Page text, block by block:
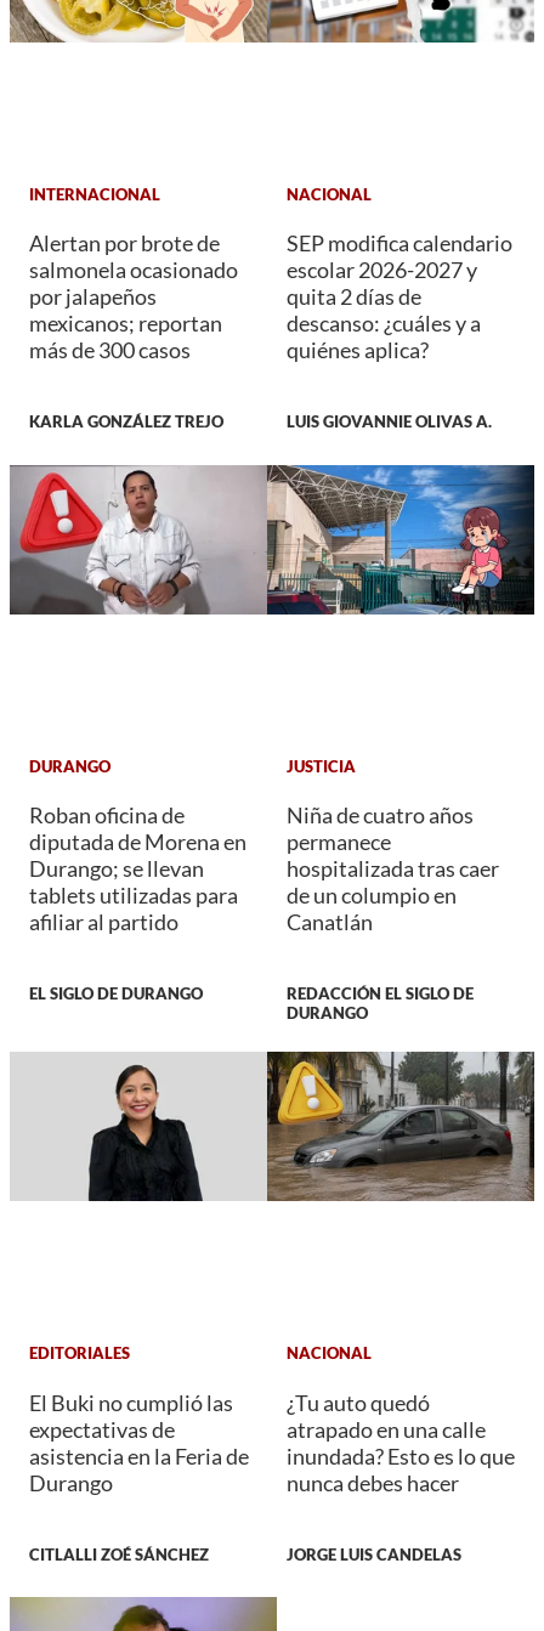
INTERNACIONAL
Alertan por brote de
salmonela ocasionado
por jalapeños
mexicanos; reportan
más de 300 casos
KARLA GONZÁLEZ TREJO
NACIONAL
SEP modifica calendario
escolar 2026-2027 y
quita 2 días de
descanso: ¿cuáles y a
quiénes aplica?
LUIS GIOVANNIE OLIVAS A.
DURANGO
Roban oficina de
diputada de Morena en
Durango; se llevan
tablets utilizadas para
afiliar al partido
EL SIGLO DE DURANGO
JUSTICIA
Niña de cuatro años
permanece
hospitalizada tras caer
de un columpio en
Canatlán
REDACCIÓN EL SIGLO DE
DURANGO
EDITORIALES
El Buki no cumplió las
expectativas de
asistencia en la Feria de
Durango
CITLALLI ZOÉ SÁNCHEZ
NACIONAL
¿Tu auto quedó
atrapado en una calle
inundada? Esto es lo que
nunca debes hacer
JORGE LUIS CANDELAS